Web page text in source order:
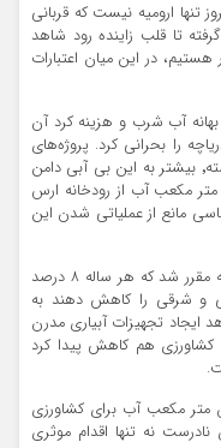
تنها ارومیه نیست که قربانی
تا قلب زاینده رود شاهد
در این میان اعتبارات
بهانه آب شرب و هزینه کرد آن
را بحرانی کرد. پروژه‌های
نیمه تمام که غیر از هزینه زیاد آب حاصلی نداشته٬ بیشتر به این بی آبی دامن
قرار بود حدود ۳۰۰ میلیون متر مکعب آب از رودخانه ارس
مانع از عملیاتی شدن این
محمودزاده تاکید کرد: برای جبران کم آبی ارومیه مقرر شد که هر ساله ۸ درصد
و شرقی را کاهش دهند به
ایجاد تجهیزات آبیاری مدرن
کشاورزی هم کاهش پیدا کرد
ارومیه هر ساله ۱۴۵ میلیون متر مکعب آب برای کشاورزی
نه تنها اقدام موثری